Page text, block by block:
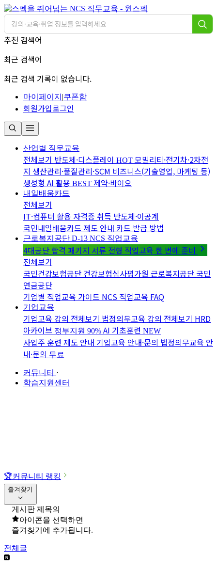
추천 검색어
최근 검색어
최근 검색 기록이 없습니다.
마이페이지 |쿠폰함
회원가입로그인
산업별 직무교육
전체보기 반도체·디스플레이 HOT 모빌리티·전기차·2차전
지 생산관리·품질관리·SCM 비즈니스(기술영업, 마케팅 등)
생성형 AI 활용 BEST 제약·바이오
내일배움카드
전체보기
IT·컴퓨터 활용 자격증 취득 반도체·이공계
국민내일배움카드 제도 안내 카드 발급 방법
근로복지공단 D-13 NCS 직업교육
4대공단 합격 패키지 서류 전형 직업교육 한 번에 준비
전체보기
국민건강보험공단 건강보험심사평가원 근로복지공단 국민
연금공단
기업별 직업교육 가이드 NCS 직업교육 FAQ
기업교육
기업교육 강의 전체보기 법정의무교육 강의 전체보기 HRD
아카이브 정부지원 90% AI 기초훈련 NEW
사업주 훈련 제도 안내 기업교육 안내·문의 법정의무교육 안
내·문의 무료
커뮤니티 ·
학습지원센터
🏆커뮤니티 랭킹
즐겨찾기
게시판 제목의
아이콘을 선택하면
즐겨찾기에 추가됩니다.
전체글